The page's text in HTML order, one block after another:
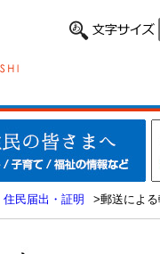
住民届出・証明 >郵送による